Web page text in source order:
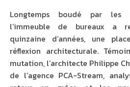
Longtemps boudé par les architectes français,
l’immeuble de bureaux a
quinzaine d’années, une
réflexion architecturale.
mutation, l’architecte Philippe
de l’agence PCA-Stream,